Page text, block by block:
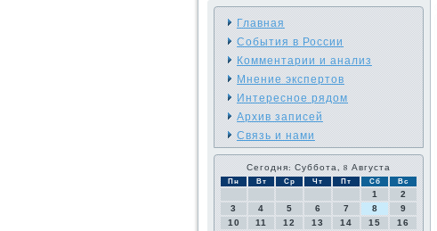
Главная
События в России
Комментарии и анализ
Мнение экспертов
Интересное рядом
Архив записей
Связь и нами
Сегодня: Суббота, 8 Августа
Пн Вт Ср Чт Пт Сб Вс
1
2
3
4 5 6 7 8
9
10
11 12 13 14 15
16